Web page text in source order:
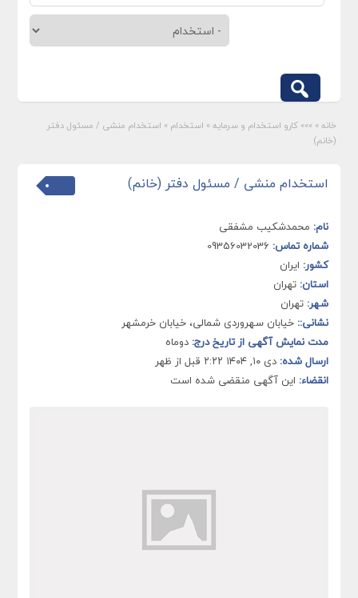
خانه » »»» کارو استخدام و سرمایه » استخدام » استخدام منشی / مسئول دفتر
(خانم)
استخدام منشی / مسئول دفتر (خانم)
نام: محمدشکیب مشفقی
شماره تماس:
کشور: ایران
استان: تهران
شهر: تهران
نشانی:: خیابان سهروردی شمالی، خیابان خرمشهر
مدت نمایش آگهی از تاریخ درج: دوماه
ارسال شده: دی ۱۰, ۱۴۰۴ ۲:۲۲ قبل از ظهر
انقضاء: این آگهی منقضی شده است